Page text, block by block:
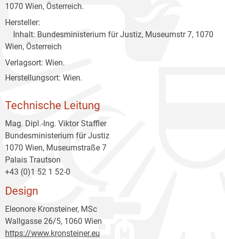
1070 Wien, Österreich.
Hersteller:
Inhalt: Bundesministerium für Justiz, Museumstr 7, 1070
Wien, Österreich
Verlagsort: Wien.
Herstellungsort: Wien.
Technische Leitung
Mag. Dipl.-Ing. Viktor Staffler
Bundesministerium für Justiz
1070 Wien, Museumstraße 7
Palais Trautson
+43 (0)1 52 1 52-0
Design
Eleonore Kronsteiner, MSc
Wallgasse 26/5, 1060 Wien
https://www.kronsteiner.eu